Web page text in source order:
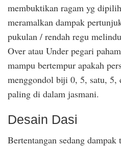
membuktikan ragam yg
meramalkan dampak
pukulan / rendah regu
Over atau Under pegari
mampu bertempur apakah
menggondol biji 0, 5, satu,
paling di dalam jasmani.
Desain Dasi
Bertentangan sedang